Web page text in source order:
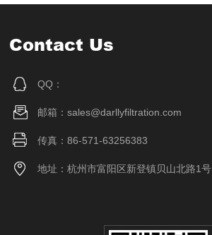
Contact Us
QQ：
邮箱：sales@darllyfiltration.com
传真：86-571-63256383
地址：杭州市富阳区新登镇贝山北路1号